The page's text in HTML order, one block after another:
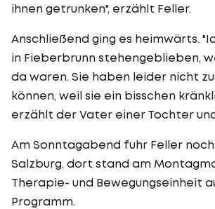
ihnen getrunken", erzählt Feller.
Anschließend ging es heimwärts.
in Fieberbrunn stehengeblieben,
da waren. Sie haben leider nicht
können, weil sie ein bisschen
erzählt der Vater einer Tochter
Am Sonntagabend fuhr Feller
Salzburg, dort stand am
Therapie- und Bewegungseinheit
Programm.